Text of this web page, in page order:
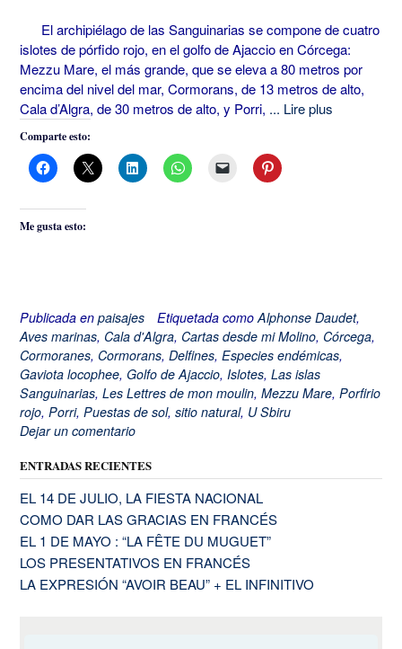
El archipiélago de las Sanguinarias se compone de cuatro
islotes de pórfido rojo, en el golfo de Ajaccio en Córcega:
Mezzu Mare, el más grande, que se eleva a 80 metros por
encima del nivel del mar, Cormorans, de 13 metros de alto,
Cala d’Algra, de 30 metros de alto, y Porri, ... Lire plus
Comparte esto:
Me gusta esto:
Publicada en paisajes Etiquetada comoAlphonse Daudet,
Aves marinas, Cala d'Algra, Cartas desde mi Molino, Córcega,
Cormoranes, Cormorans, Delfines, Especies endémicas,
Gaviota locophee, Golfo de Ajaccio, Islotes, Las islas
Sanguinarias, Les Lettres de mon moulin, Mezzu Mare, Porfirio
rojo, Porri, Puestas de sol, sitio natural, U Sbiru
Dejar un comentario
ENTRADAS RECIENTES
EL 14 DE JULIO, LA FIESTA NACIONAL
COMO DAR LAS GRACIAS EN FRANCÉS
EL 1 DE MAYO : “LA FÊTE DU MUGUET”
LOS PRESENTATIVOS EN FRANCÉS
LA EXPRESIÓN “AVOIR BEAU” + EL INFINITIVO